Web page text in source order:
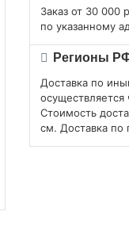
Заказ от 30 000
по указанному
Регионы
Доставка по
Стоимость
см. Доставка по